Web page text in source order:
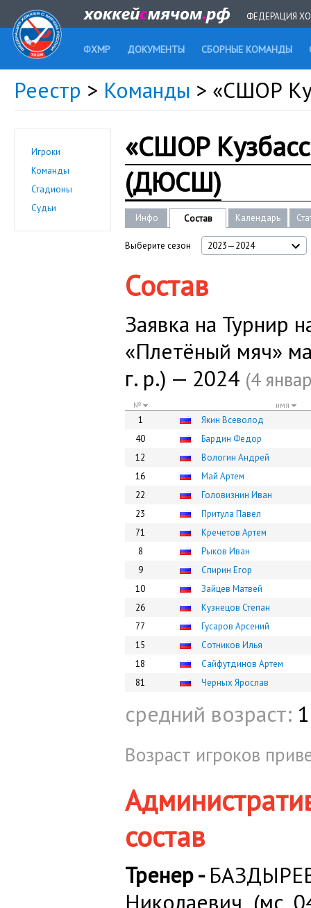
ФЕДЕРАЦИЯ
ФХМР ДОКУМЕНТЫ СБОРНЫЕ КОМАНДЫ
Реестр > Команды > «СШОР
Игроки
Команды
Стадионы
Судьи
«СШОР
(ДЮСШ)
Инфо Состав Календарь
Выберите сезон 2023—2024
Состав
Заявка на Турнир
«Плетёный мяч»
г. р.) — 2024 (4
№ имя
1
Якин Всеволод
40
Бардин Федор
12
Вологин Андрей
16
Май Артем
22
Головизнин Иван
23
Притула Павел
71
Кречетов Артем
8
Рыков Иван
9
Спирин Егор
10
Зайцев Матвей
26
Кузнецов Степан
77
Гусаров Арсений
15
Сотников Илья
18
Сайфутдинов Артем
81
Черных Ярослав
средний возраст:
Возраст игроков
состав
Тренер -
Николаевич (мс,